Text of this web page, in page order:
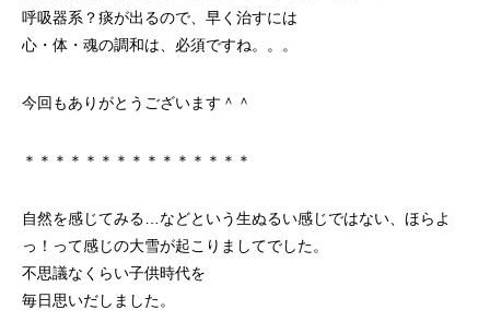
呼吸器系？痰が出るので、早く治すには
心・体・魂の調和は、必須ですね。。。
今回もありがとうございます＾＾
＊＊＊＊＊＊＊＊＊＊＊＊＊＊＊
自然を感じてみる…などという生ぬるい感じではない、ほらよ
っ！って感じの大雪が起こりましてでした。
不思議なくらい子供時代を
毎日思いだしました。